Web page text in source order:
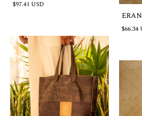
$97.41 USD
$66.34